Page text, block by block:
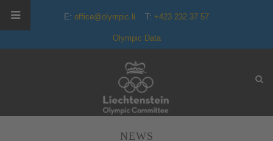
E: office@olympic.li T: +423 232 37 57
Olympic Data
NEWS